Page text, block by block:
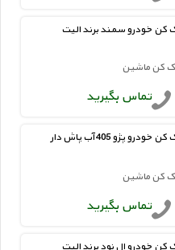
کن خودرو سمند برند الیت
کن ماشین
تماس بگیرید
تیغه برف پاک کن خودرو پژو 405 آب پاش دار
کن ماشین
تماس بگیرید
کن خودرو ال نود برند الیت